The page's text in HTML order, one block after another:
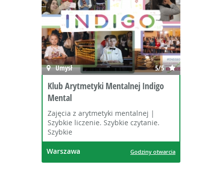
Umysł 5/5
Klub Arytmetyki Mentalnej Indigo
Mental
Zajęcia z arytmetyki mentalnej |
Szybkie liczenie. Szybkie czytanie.
Szybkie
Warszawa Godziny otwarcia